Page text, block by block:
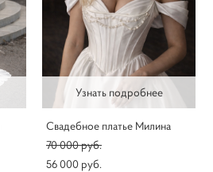
Узнать подробнее
Свадебное платье Милина
70 000 pуб.
56 000 pуб.